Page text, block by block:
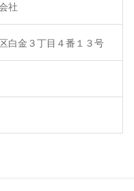
社
白金３丁目４番１３号